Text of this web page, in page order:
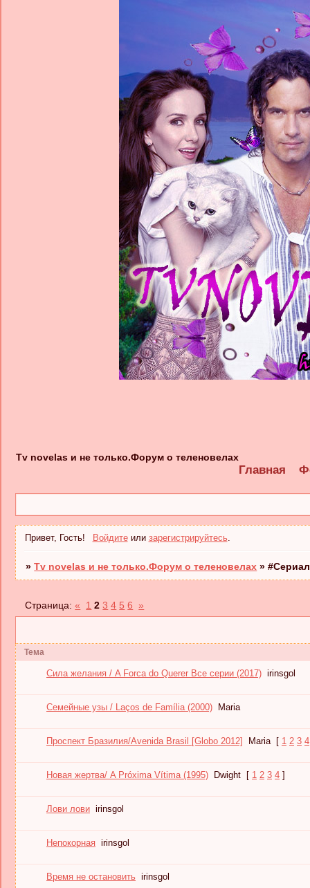
Tv novelas и не только.Форум о теленовелах
Главная
Привет, Гость! Войдитеили зарегистрируйтесь.
»Tv novelas и не только.Форум о теленовелах »
Страница:« 1 2 3 4 5 6 »
Тема
Сила желания / A Forca do Querer Все серии (2017) irinsgol
Семейные узы / Laços de Família (2000) Maria
Проспект Бразилия/Avenida Brasil [Globo 2012] Maria [ 1 2 3 4
Новая жертва/ A Próxima Vítima (1995) Dwight [ 1 2 3 4 ]
Лови лови irinsgol
Непокорная irinsgol
Время не остановить irinsgol